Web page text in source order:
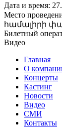
Дата и время:
Место
համալիրի
Билетный
Видео
Главная
О
Концерты
Кастинг
Новости
Видео
СМИ
Контакты